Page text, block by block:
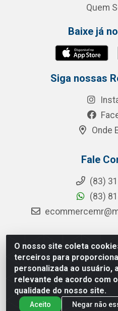
O nosso site coleta
terceiros para
personalizada ao usuário,
relevante de acordo com
qualidade do nosso site.
Aceito Negar não
Quem
Baixe já
Siga nossas
Onde
Fale
(83)
(83)
MR Distribuidora - Rua
Distrito Industrial, João
CNPJ